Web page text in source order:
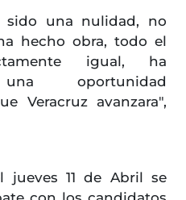
sido una nulidad, no
hecho obra, todo el
igual, ha
una oportunidad
Veracruz avanzara",
jueves 11 de Abril se